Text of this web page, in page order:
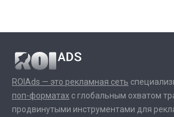
ROIAds — это рекламная сеть
поп-форматах с глобальным охватом
продвинутыми инструментами для